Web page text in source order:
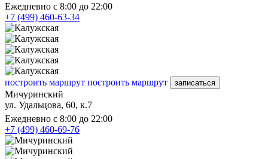
Ежедневно с 8:00 до 22:00
+7 (499) 460-63-34
построить маршрут построить маршрут записаться
Мичуринский
ул. Удальцова, 60, к.7
Ежедневно с 8:00 до 22:00
+7 (499) 460-69-76